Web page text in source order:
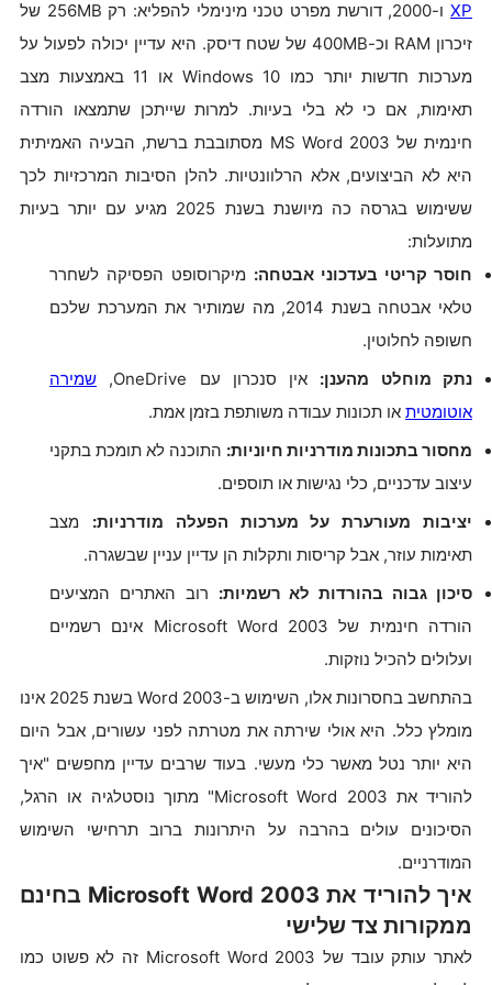
XP
ו-2000, דורשת מפרט טכני מינימלי להפליא: רק 256MB של
זיכרון RAM וכ-400MB של שטח דיסק. היא עדיין יכולה לפעול על
מערכות חדשות יותר כמו Windows 10 או 11 באמצעות מצב
תאימות, אם כי לא בלי בעיות. למרות שייתכן שתמצאו הורדה
חינמית של MS Word 2003 מסתובבת ברשת, הבעיה האמיתית
היא לא הביצועים, אלא הרלוונטיות. להלן הסיבות המרכזיות לכך
ששימוש בגרסה כה מיושנת בשנת 2025 מגיע עם יותר בעיות
מתועלות:
חוסר קריטי בעדכוני אבטחה: מיקרוסופט הפסיקה לשחרר
טלאי אבטחה בשנת 2014, מה שמותיר את המערכת שלכם
חשופה לחלוטין.
נתק מוחלט מהענן: אין סנכרון עם OneDrive,
שמירה
אוטומטית או תכונות עבודה משותפת בזמן אמת.
מחסור בתכונות מודרניות חיוניות: התוכנה לא תומכת בתקני
עיצוב עדכניים, כלי נגישות או תוספים.
יציבות מעורערת על מערכות הפעלה מודרניות: מצב
תאימות עוזר, אבל קריסות ותקלות הן עדיין עניין שבשגרה.
סיכון גבוה בהורדות לא רשמיות: רוב האתרים המציעים
הורדה חינמית של Microsoft Word 2003 אינם רשמיים
ועלולים להכיל נוזקות.
בהתחשב בחסרונות אלו, השימוש ב-Word 2003 בשנת 2025 אינו
מומלץ כלל. היא אולי שירתה את מטרתה לפני עשורים, אבל היום
היא יותר נטל מאשר כלי מעשי. בעוד שרבים עדיין מחפשים "איך
להוריד את Microsoft Word 2003" מתוך נוסטלגיה או הרגל,
הסיכונים עולים בהרבה על היתרונות ברוב תרחישי השימוש
המודרניים.
איך להוריד את Microsoft Word 2003 בחינם
ממקורות צד שלישי
לאתר עותק עובד של Microsoft Word 2003 זה לא פשוט כמו